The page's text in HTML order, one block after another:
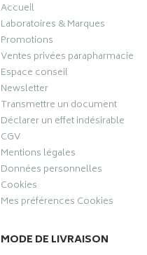
Accueil
Laboratoires & Marques
Promotions
Ventes privées parapharmacie
Espace conseil
Newsletter
Transmettre un document
Déclarer un effet indésirable
CGV
Mentions légales
Données personnelles
Cookies
Mes préférences Cookies
MODE DE LIVRAISON